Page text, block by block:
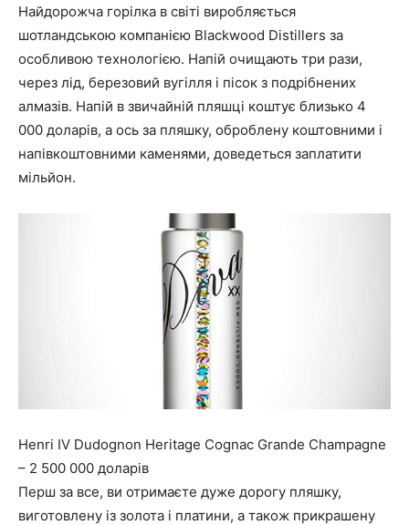
Найдорожча горілка в світі виробляється
шотландською компанією Blackwood Distillers за
особливою технологією. Напій очищають три рази,
через лід, березовий вугілля і пісок з подрібнених
алмазів. Напій в звичайній пляшці коштує близько 4
000 доларів, а ось за пляшку, оброблену коштовними і
напівкоштовними каменями, доведеться заплатити
мільйон.
Henri IV Dudognon Heritage Cognac Grande Champagne
– 2 500 000 доларів
Перш за все, ви отримаєте дуже дорогу пляшку,
виготовлену із золота і платини, а також прикрашену